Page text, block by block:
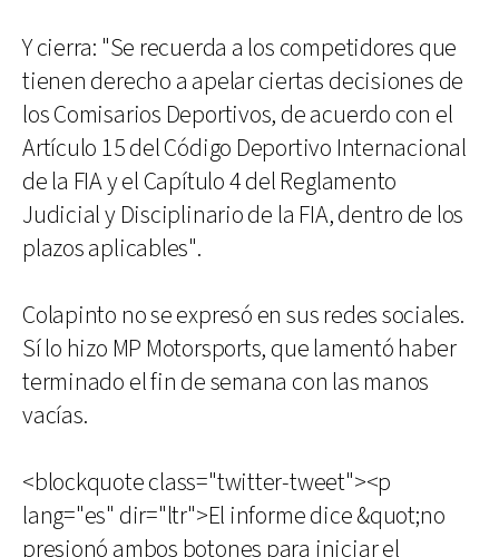
Y cierra: "Se recuerda a los competidores que
tienen derecho a apelar ciertas decisiones de
los Comisarios Deportivos, de acuerdo con el
Artículo 15 del Código Deportivo Internacional
de la FIA y el Capítulo 4 del Reglamento
Judicial y Disciplinario de la FIA, dentro de los
plazos aplicables".
Colapinto no se expresó en sus redes sociales.
Sí lo hizo MP Motorsports, que lamentó haber
terminado el fin de semana con las manos
vacías.
<blockquote class="twitter-tweet"><p
lang="es" dir="ltr">El informe dice &quot;no
presionó ambos botones para iniciar el